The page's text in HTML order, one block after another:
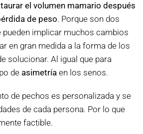
el volumen mamario después
de peso. Porque son dos
pueden implicar muchos cambios
en gran medida a la forma de los
solucionar. Al igual que para
de asimetría en los senos.
de pechos es personalizada y se
de cada persona. Por lo que
factible.